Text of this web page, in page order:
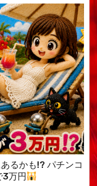
あるかも!? パチンコ
3万円